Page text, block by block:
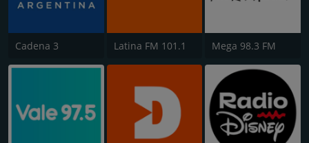
Cadena 3 Latina FM 101.1 Mega 98.3 FM